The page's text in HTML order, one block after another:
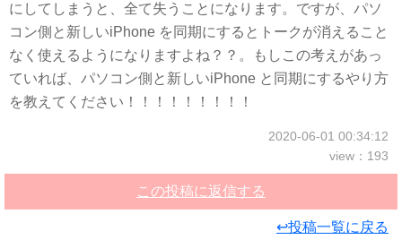
にしてしまうと、全て失うことになります。ですが、パソ
コン側と新しいiPhone を同期にするとトークが消えること
なく使えるようになりますよね？？。もしこの考えがあっ
ていれば、パソコン側と新しいiPhone と同期にするやり方
を教えてください！！！！！！！！！
2020-06-01 00:34:12
view：193
この投稿に返信する
↩投稿一覧に戻る